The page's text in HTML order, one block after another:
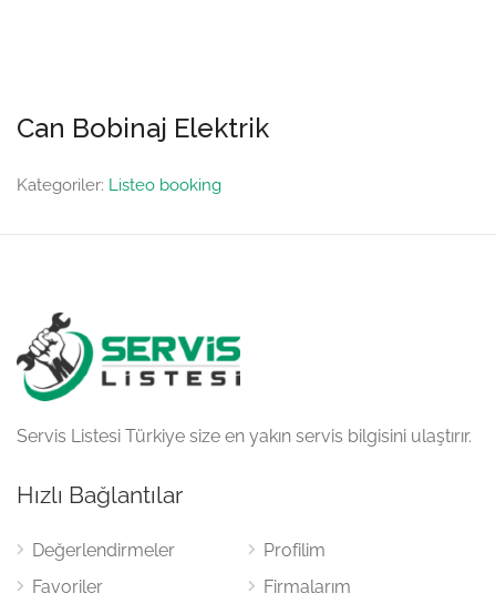
Can Bobinaj Elektrik
Kategoriler: Listeo booking
Servis Listesi Türkiye size en yakın servis bilgisini ulaştırır.
Hızlı Bağlantılar
Değerlendirmeler
Favoriler
Profilim
Firmalarım